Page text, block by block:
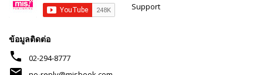
Support
ข้อมูลติดต่อ
phone 02-294-8777